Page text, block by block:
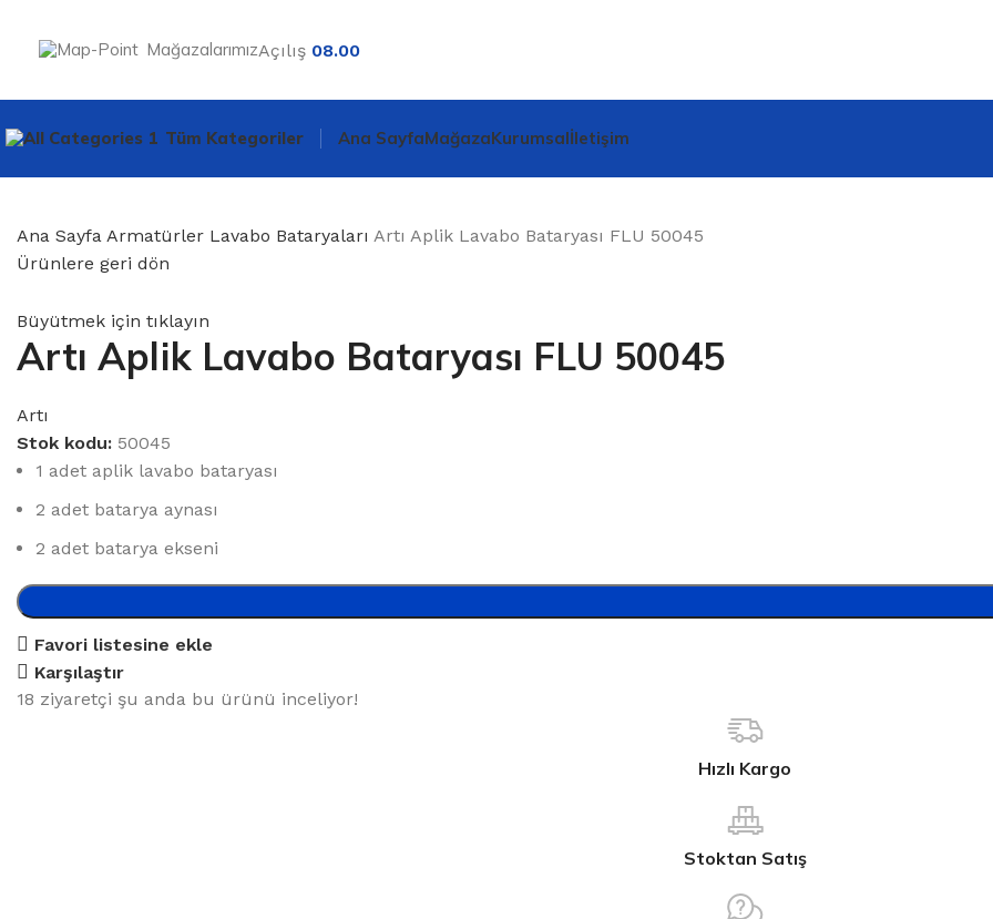
MağazalarımızAçılış 08.00
Tüm Kategoriler Ana SayfaMağazaKurumsalİletişim
Ana Sayfa Armatürler Lavabo Bataryaları Artı Aplik Lavabo Bataryası FLU 50045
Ürünlere geri dön
Büyütmek için tıklayın
Artı Aplik Lavabo Bataryası FLU 50045
Artı
Stok kodu: 50045
1 adet aplik lavabo bataryası
2 adet batarya aynası
2 adet batarya ekseni
Favori listesine ekle
Karşılaştır
18 ziyaretçi şu anda bu ürünü inceliyor!
Hızlı Kargo
Stoktan Satış